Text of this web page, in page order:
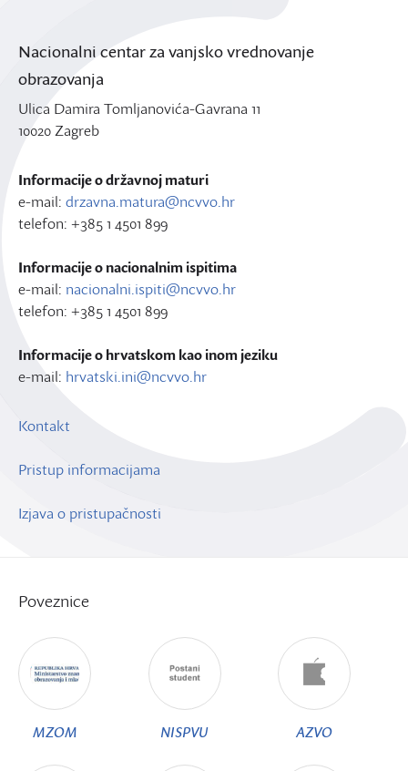
Nacionalni centar za vanjsko vrednovanje
obrazovanja
Ulica Damira Tomljanovića-Gavrana 11
10020 Zagreb
Informacije o državnoj maturi
e-mail: drzavna.matura@ncvvo.hr
telefon: +385 1 4501 899
Informacije o nacionalnim ispitima
e-mail: nacionalni.ispiti@ncvvo.hr
telefon: +385 1 4501 899
Informacije o hrvatskom kao inom jeziku
e-mail: hrvatski.ini@ncvvo.hr
Kontakt
Pristup informacijama
Izjava o pristupačnosti
Poveznice
MZOM NISPVU AZVO